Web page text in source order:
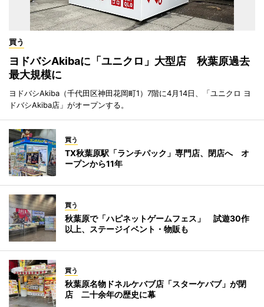
買う
ヨドバシAkibaに「ユニクロ」大型店 秋葉原過去
最大規模に
ヨドバシAkiba（千代田区神田花岡町1）7階に4月14日、「ユニクロ ヨ
ドバシAkiba店」がオープンする。
買う
TX秋葉原駅「ランチパック」専門店、閉店へ オ
ープンから11年
買う
秋葉原で「ハピネットゲームフェス」 試遊30作
以上、ステージイベント・物販も
買う
秋葉原名物ドネルケバブ店「スターケバブ」が閉
店 二十余年の歴史に幕